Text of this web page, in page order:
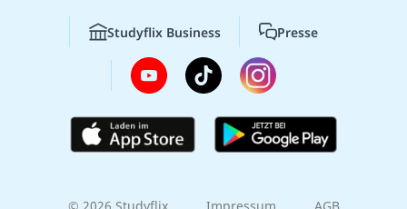
Studyflix Business Presse